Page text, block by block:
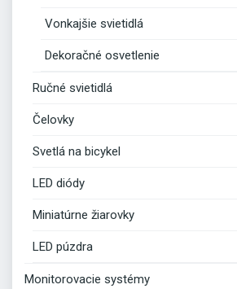
Vonkajšie svietidlá
Dekoračné osvetlenie
Ručné svietidlá
Čelovky
Svetlá na bicykel
LED diódy
Miniatúrne žiarovky
LED púzdra
Monitorovacie systémy